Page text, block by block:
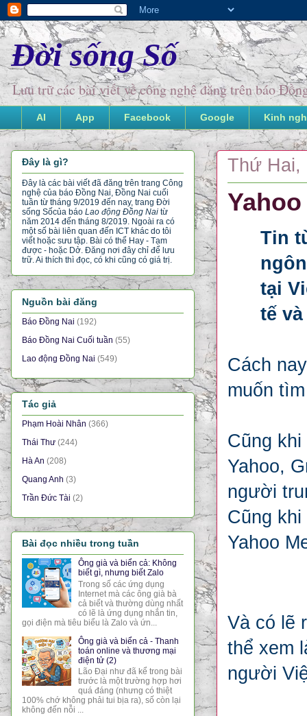
Đời sống Số
Lưu trữ các bài viết về công nghệ đăng trên báo
AI App Facebook Google Kinh
Thứ Hai,
Tin
tại
tế
Cách
muốn
Cũng
Yahoo,
người
Cũng
Yahoo
Và có lẽ
thể xem
người
Đây là gì?
Đây là các bài viết đã đăng trên trang Công
nghệ của báo Đồng Nai, Đồng Nai cuối
tuần từ tháng 9/2019 đến nay, trang Đời
sống Sốcủa báo Lao động Đồng Nai từ
năm 2014 đến tháng 8/2019. Ngoài ra có
một số bài liên quan đến ICT khác do tôi
viết hoặc sưu tập. Bài có thể Hay - Tạm
được - hoặc Dở. Đăng nơi đây chỉ để lưu
trữ. Ai thích thì đọc, có khi cũng có giá trị.
Nguồn bài đăng
Báo Đồng Nai (192)
Báo Đồng Nai Cuối tuần (55)
Lao động Đồng Nai (549)
Tác giả
Phạm Hoài Nhân (366)
Thái Thư (244)
Hà An (208)
Quang Anh (3)
Trần Đức Tài (2)
Bài đọc nhiều trong tuần
Ông già và biển cả: Không
biết gì, nhưng biết Zalo
Trong số các ứng dụng
Internet mà các ông già bà
cả biết và thường dùng nhất
có lẽ là ứng dụng nhắn tin,
gọi điện mà tiêu biểu là Zalo và ứn...
Ông già và biển cả - Thanh
toán online và thương mại
điện tử (2)
Lão Đại như đã kể trong bài
trước là một trường hợp hơi
quá đáng (nhưng có thiệt
100% chớ không phải tui bịa ra), số còn lại
không đến nỗi ...